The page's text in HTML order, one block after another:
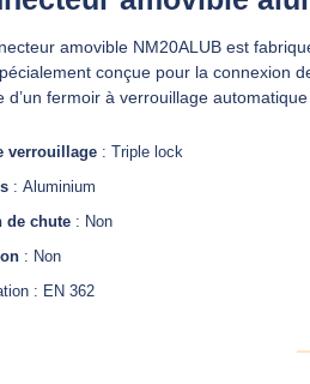
amovible NM20ALUB est
conçue pour la connexion
d’un fermoir à verrouillage
verrouillage : Triple lock
: Aluminium
de chute : Non
: Non
: EN 362